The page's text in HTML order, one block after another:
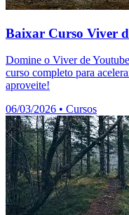
Baixar Curso Viver
Domine o Viver de
curso completo para
aproveite!
06/03/2026 • Cursos